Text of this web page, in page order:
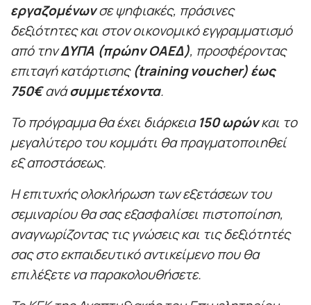
εργαζομένωνσε ψηφιακές, πράσινες
δεξιότητες και στον οικονομικό εγγραμματισμό
από τηνΔΥΠΑ (πρώην ΟΑΕΔ), προσφέροντας
επιταγή κατάρτισης(training voucher) έως
750€ανάσυμμετέχοντα.
Το πρόγραμμα θα έχει διάρκεια150 ωρώνκαι το
μεγαλύτερο του κομμάτι θα πραγματοποιηθεί
εξ αποστάσεως.
Η επιτυχής ολοκλήρωση των εξετάσεων του
σεμιναρίου θα σας εξασφαλίσει πιστοποίηση,
αναγνωρίζοντας τις γνώσεις και τις δεξιότητές
σας στο εκπαιδευτικό αντικείμενο που θα
επιλέξετε να παρακολουθήσετε.